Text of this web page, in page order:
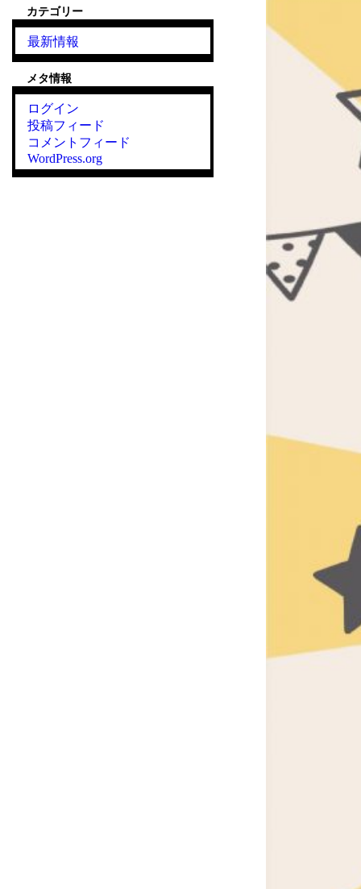
カテゴリー
最新情報
メタ情報
ログイン
投稿フィード
コメントフィード
WordPress.org